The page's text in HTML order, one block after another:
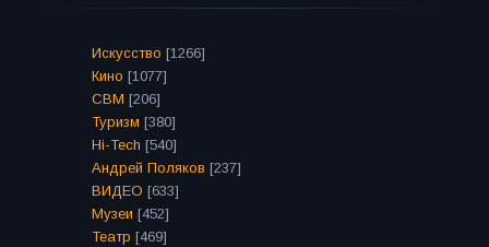
Искусство [1266]
Кино [1077]
СВМ [206]
Туризм [380]
Hi-Tech [540]
Андрей Поляков [237]
ВИДЕО [633]
Музеи [452]
Театр [469]